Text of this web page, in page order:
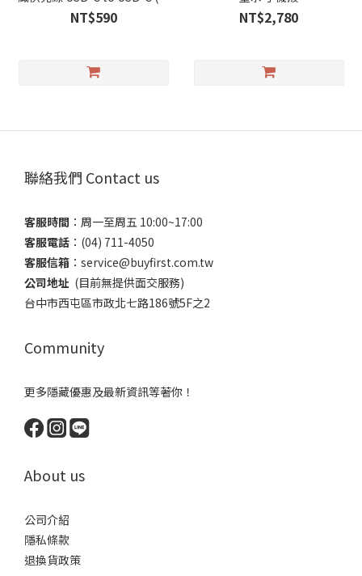
色可選)
NT$590 NT$2,780
聯絡我們 Contact us
客服時間 ：​周一至周五 10:00~17:00
客服電話 ​：(04) 711-4050
客服信箱 ：​service@buyfirst.com.tw
公司地址 (目前無提供面交服務) ​
台中市西屯區市政北七路186號5F之2
Community
更多隱藏優惠及最新資訊等著你！
About us
公司介紹
隱私條款
退換貨政策